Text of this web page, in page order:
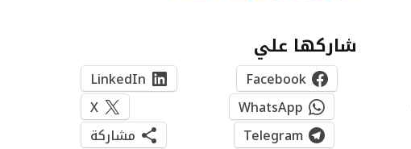
شاركها علي
Facebook
LinkedIn
WhatsApp
X
Telegram
مشاركة